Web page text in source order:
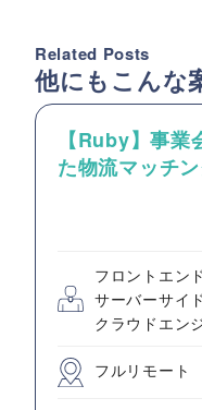
Related Posts
他にもこんな
【Ruby】事
た物流マッチ
フロントエン
サーバーサイ
クラウドエン
フルリモート